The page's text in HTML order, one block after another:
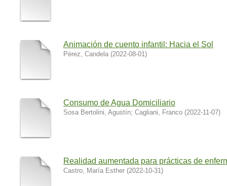
Animación de cuento infantil: Hacia el Sol
Pérez, Candela (2022-08-01)
Consumo de Agua Domiciliario
Sosa Bertolini, Agustín; Cagliani, Franco (2022-11-07)
Realidad aumentada para prácticas de
Castro, María Esther (2022-10-31)